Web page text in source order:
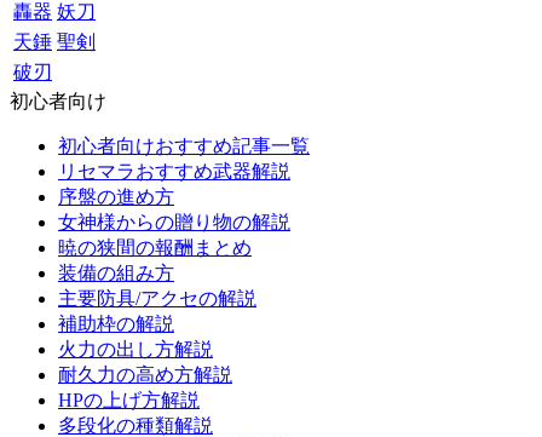
轟器 妖刀
天錘 聖剣
破刃
初心者向け
初心者向けおすすめ記事一覧
リセマラおすすめ武器解説
序盤の進め方
女神様からの贈り物の解説
暁の狭間の報酬まとめ
装備の組み方
主要防具/アクセの解説
補助枠の解説
火力の出し方解説
耐久力の高め方解説
HPの上げ方解説
多段化の種類解説